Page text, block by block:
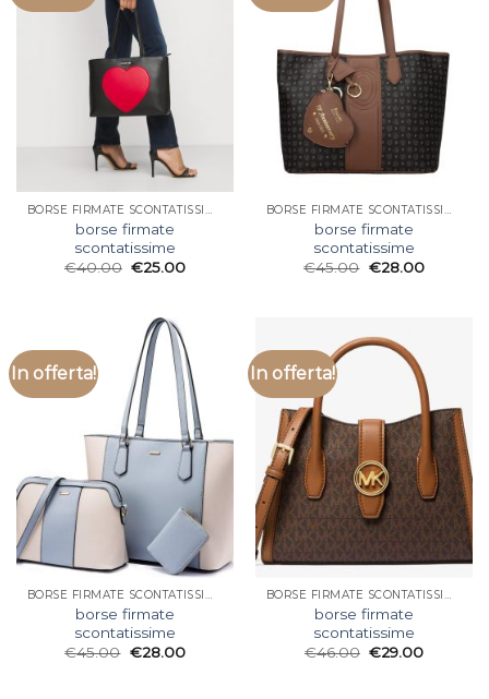
BORSE FIRMATE SCONTATISSIME
borse firmate
scontatissime
€40.00 €25.00
BORSE FIRMATE SCONTATISSIME
borse firmate
scontatissime
€45.00 €28.00
In offerta!
BORSE FIRMATE SCONTATISSIME
borse firmate
scontatissime
€45.00 €28.00
In offerta!
BORSE FIRMATE SCONTATISSIME
borse firmate
scontatissime
€46.00 €29.00